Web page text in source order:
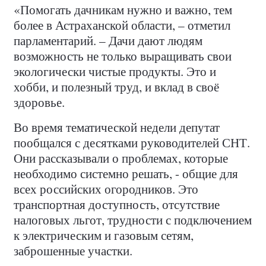
«Помогать дачникам нужно и важно, тем
более в Астраханской области, – отметил
парламентарий. – Дачи дают людям
возможность не только выращивать свои
экологически чистые продукты. Это и
хобби, и полезный труд, и вклад в своё
здоровье.
Во время тематической недели депутат
пообщался с десятками руководителей СНТ.
Они рассказывали о проблемах, которые
необходимо системно решать, - общие для
всех российских огородников. Это
транспортная доступность, отсутствие
налоговых льгот, трудности с подключением
к электрическим и газовым сетям,
заброшенные участки.